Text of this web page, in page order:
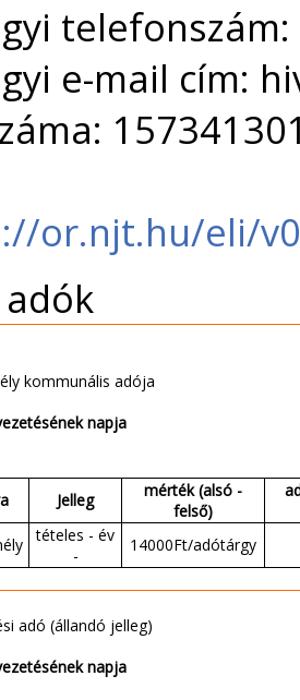
telefonszám:
e-mail cím:
or.njt.hu/eli/
kommunális adója
napja
Jelleg
mérték (alsó -
felső)
tételes - év
-
14000Ft/adótárgy
adó (állandó jelleg)
napja